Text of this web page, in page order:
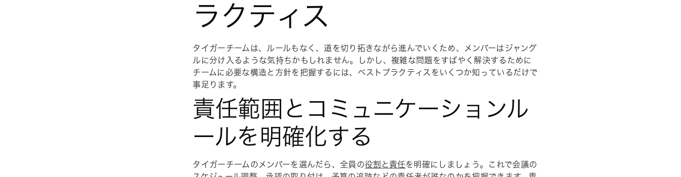
ラクティス
タイガーチームは、ルールもなく、道を切り拓きながら進んでいくため、メンバーはジャング
ルに分け入るような気持ちかもしれません。しかし、複雑な問題をすばやく解決するために
チームに必要な構造と方針を把握するには、ベストプラクティスをいくつか知っているだけで
事足ります。
責任範囲とコミュニケーションル
ールを明確化する
タイガーチームのメンバーを選んだら、全員の役割と責任を明確にしましょう。これで会議の